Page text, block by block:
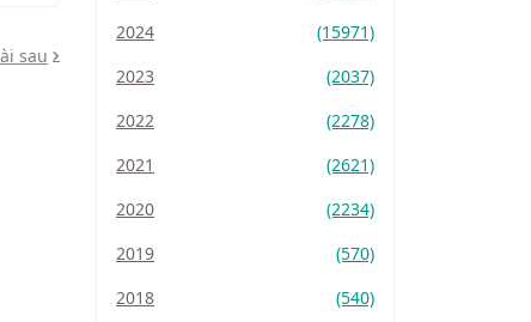
sau
2024
(15971)
2023
(2037)
2022
(2278)
2021
(2621)
2020
(2234)
2019
(570)
2018
(540)